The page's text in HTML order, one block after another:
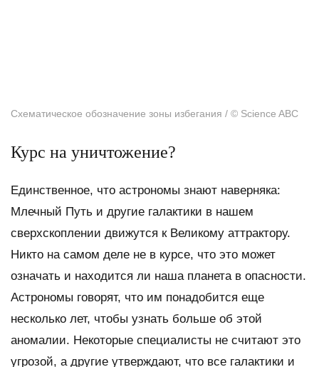
Схематическое обозначение зоны избегания / © Science ABC
Курс на уничтожение?
Единственное, что астрономы знают наверняка:
Млечный Путь и другие галактики в нашем
сверхскоплении движутся к Великому аттрактору.
Никто на самом деле не в курсе, что это может
означать и находится ли наша планета в опасности.
Астрономы говорят, что им понадобится еще
несколько лет, чтобы узнать больше об этой
аномалии. Некоторые специалисты не считают это
угрозой, а другие утверждают, что все галактики и